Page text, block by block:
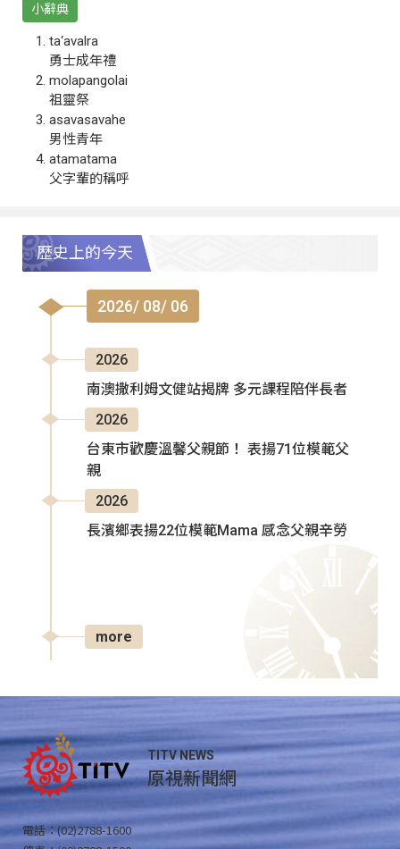
小辭典
ta‘avalra
勇士成年禮
molapangolai
祖靈祭
asavasavahe
男性青年
atamatama
父字輩的稱呼
歷史上的今天
2026/ 08/ 06
2026
南澳撒利姆文健站揭牌 多元課程陪伴長者
2026
台東市歡慶溫馨父親節！ 表揚71位模範父
親
2026
長濱鄉表揚22位模範Mama 感念父親辛勞
more
TITV NEWS
原視新聞網
電話：(02)2788-1600